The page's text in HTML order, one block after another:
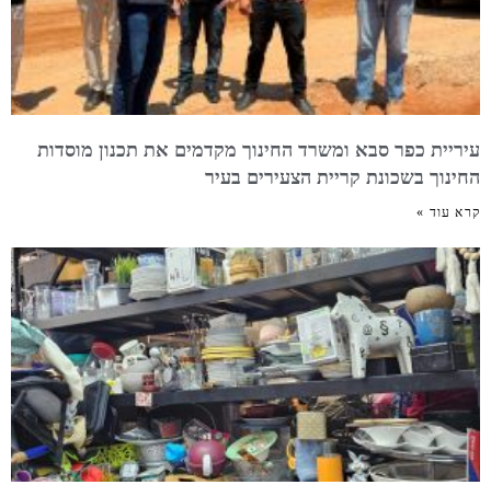
עיריית כפר סבא ומשרד החינוך מקדמים את תכנון מוסדות
החינוך בשכונת קריית הצעירים בעיר
קרא עוד »